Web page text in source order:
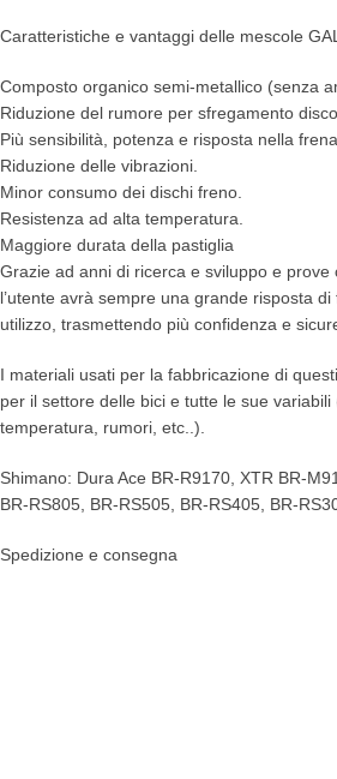
Caratteristiche e vantaggi delle mescole
Composto organico semi-metallico (senza
Riduzione del rumore per sfregamento
Più sensibilità, potenza e risposta nella
Riduzione delle vibrazioni.
Minor consumo dei dischi freno.
Resistenza ad alta temperatura.
Maggiore durata della pastiglia
Grazie ad anni di ricerca e sviluppo e prove
l’utente avrà sempre una grande risposta
utilizzo, trasmettendo più confidenza e
I materiali usati per la fabbricazione di
per il settore delle bici e tutte le sue
temperatura, rumori, etc..).
Shimano: Dura Ace BR-R9170, XTR BR-
BR-RS805, BR-RS505, BR-RS405, BR-
Spedizione e consegna